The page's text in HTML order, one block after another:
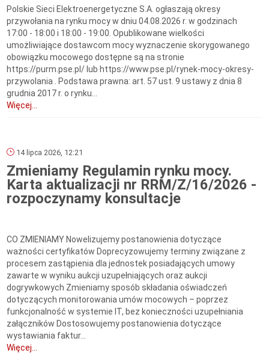
Polskie Sieci Elektroenergetyczne S.A. ogłaszają okresy
przywołania na rynku mocy w dniu 04.08.2026 r. w godzinach
17:00 - 18:00 i 18:00 - 19:00. Opublikowane wielkości
umożliwiające dostawcom mocy wyznaczenie skorygowanego
obowiązku mocowego dostępne są na stronie
https://purm.pse.pl/ lub https://www.pse.pl/rynek-mocy-okresy-
przywolania . Podstawa prawna: art. 57 ust. 9 ustawy z dnia 8
grudnia 2017 r. o rynku...
Więcej...
14 lipca 2026, 12:21
Zmieniamy Regulamin rynku mocy.
Karta aktualizacji nr RRM/Z/16/2026 -
rozpoczynamy konsultacje
CO ZMIENIAMY Nowelizujemy postanowienia dotyczące
ważności certyfikatów Doprecyzowujemy terminy związane z
procesem zastąpienia dla jednostek posiadających umowy
zawarte w wyniku aukcji uzupełniających oraz aukcji
dogrywkowych Zmieniamy sposób składania oświadczeń
dotyczących monitorowania umów mocowych – poprzez
funkcjonalność w systemie IT, bez konieczności uzupełniania
załączników Dostosowujemy postanowienia dotyczące
wystawiania faktur...
Więcej...